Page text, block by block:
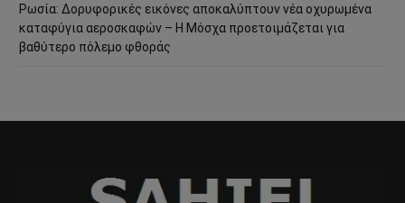
Ρωσία: Δορυφορικές εικόνες αποκαλύπτουν νέα οχυρωμένα
καταφύγια αεροσκαφών – Η Μόσχα προετοιμάζεται για
βαθύτερο πόλεμο φθοράς